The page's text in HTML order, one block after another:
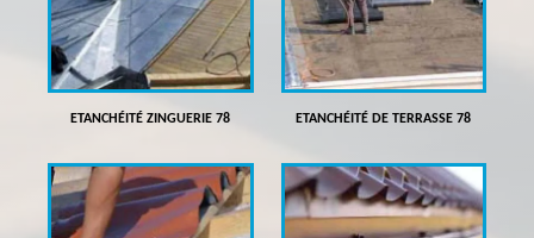
ETANCHÉITÉ ZINGUERIE 78 ETANCHÉITÉ DE TERRASSE 78